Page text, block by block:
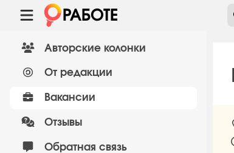
Авторские колонки
От редакции
Вакансии
Отзывы
Обратная связь